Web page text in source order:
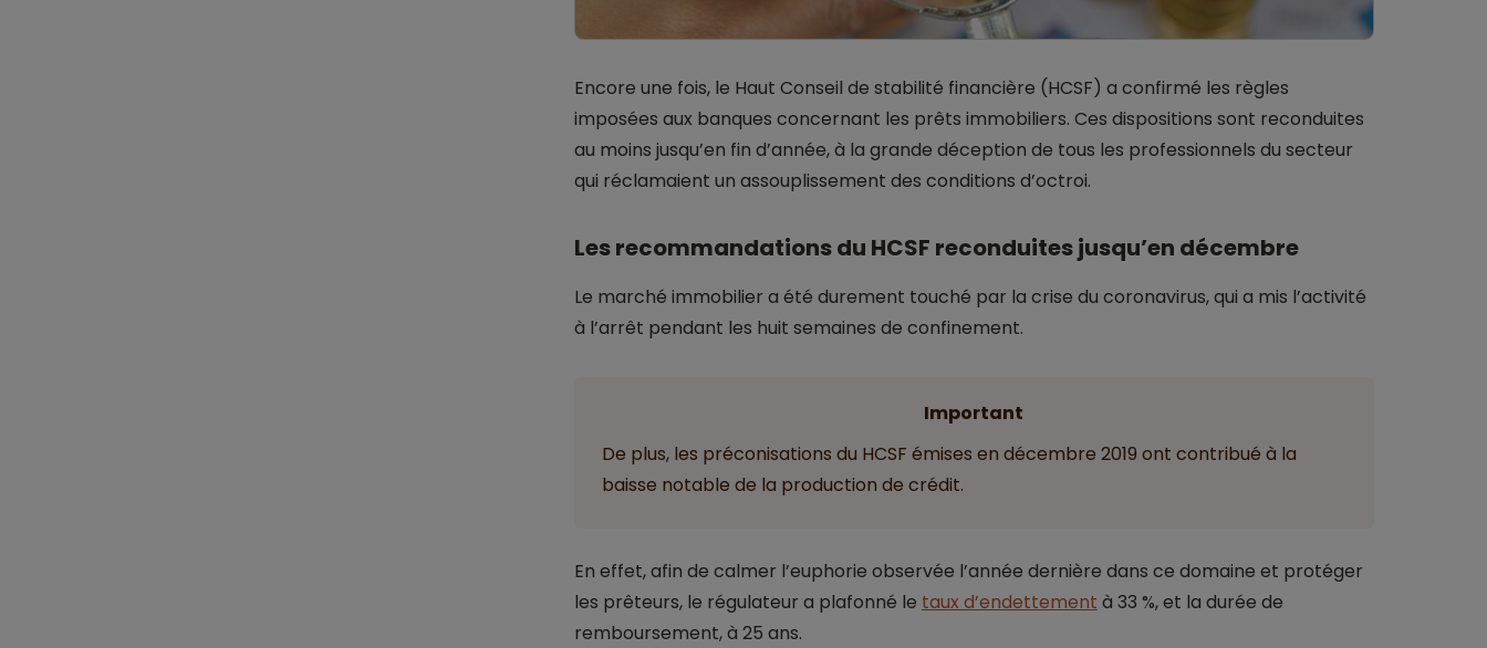
Encore une fois, le Haut Conseil de stabilité financière (HCSF) a confirmé les règles
imposées aux banques concernant les prêts immobiliers. Ces dispositions sont reconduites
au moins jusqu’en fin d’année, à la grande déception de tous les professionnels du secteur
qui réclamaient un assouplissement des conditions d’octroi.
Les recommandations du HCSF reconduites jusqu’en décembre
Le marché immobilier a été durement touché par la crise du coronavirus, qui a mis l’activité
à l’arrêt pendant les huit semaines de confinement.
Important
De plus, les préconisations du HCSF émises en décembre 2019 ont contribué à la
baisse notable de la production de crédit.
En effet, afin de calmer l’euphorie observée l’année dernière dans ce domaine et protéger
les prêteurs, le régulateur a plafonné le taux d’endettement à 33 %, et la durée de
remboursement, à 25 ans.